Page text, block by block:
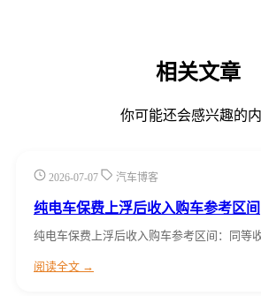
相关文章
你可能还会感兴趣的
2026-07-07 汽车博客
纯电车保费上浮后收入购车参考区间
纯电车保费上浮后收入购车参考区间：同等
阅读全文 →